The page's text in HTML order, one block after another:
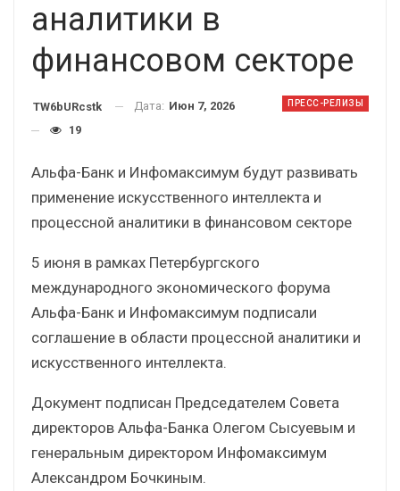
аналитики в
финансовом секторе
ПРЕСС-РЕЛИЗЫ
TW6bURcstk Дата: Июн 7, 2026
19
Альфа-Банк и Инфомаксимум будут развивать
применение искусственного интеллекта и
процессной аналитики в финансовом секторе
5 июня в рамках Петербургского
международного экономического форума
Альфа-Банк и Инфомаксимум подписали
соглашение в области процессной аналитики и
искусственного интеллекта.
Документ подписан Председателем Совета
директоров Альфа-Банка Олегом Сысуевым и
генеральным директором Инфомаксимум
Александром Бочкиным.